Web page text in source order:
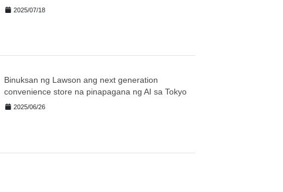
2025/07/18
Binuksan ng Lawson ang next generation
convenience store na pinapagana ng AI sa Tokyo
2025/06/26